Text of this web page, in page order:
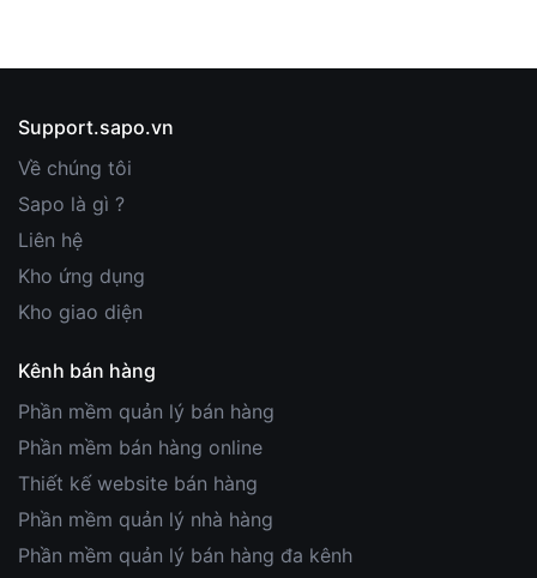
Support.sapo.vn
Về chúng tôi
Sapo là gì ?
Liên hệ
Kho ứng dụng
Kho giao diện
Kênh bán hàng
Phần mềm quản lý bán hàng
Phần mềm bán hàng online
Thiết kế website bán hàng
Phần mềm quản lý nhà hàng
Phần mềm quản lý bán hàng đa kênh